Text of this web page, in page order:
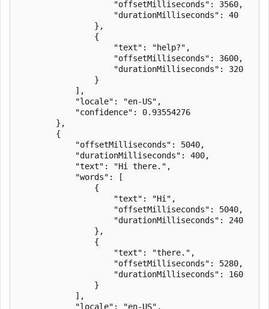
                    "offsetMilliseconds": 3560,
                    "durationMilliseconds": 40
                },
                {
                    "text": "help?",
                    "offsetMilliseconds": 3600,
                    "durationMilliseconds": 320
                }
            ],
            "locale": "en-US",
            "confidence": 0.93554276
        },
        {
            "offsetMilliseconds": 5040,
            "durationMilliseconds": 400,
            "text": "Hi there.",
            "words": [
                {
                    "text": "Hi",
                    "offsetMilliseconds": 5040,
                    "durationMilliseconds": 240
                },
                {
                    "text": "there.",
                    "offsetMilliseconds": 5280,
                    "durationMilliseconds": 160
                }
            ],
            "locale": "en-US",